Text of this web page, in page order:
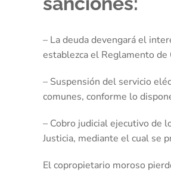
– La deuda devengará el
establezca el Reglamento
– Suspensión del servicio
comunes, conforme lo
– Cobro judicial ejecutivo de
Justicia, mediante el cual se
El copropietario moroso